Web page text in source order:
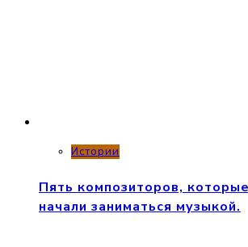
Истории
Пять композиторов,
начали заниматься музыкой.